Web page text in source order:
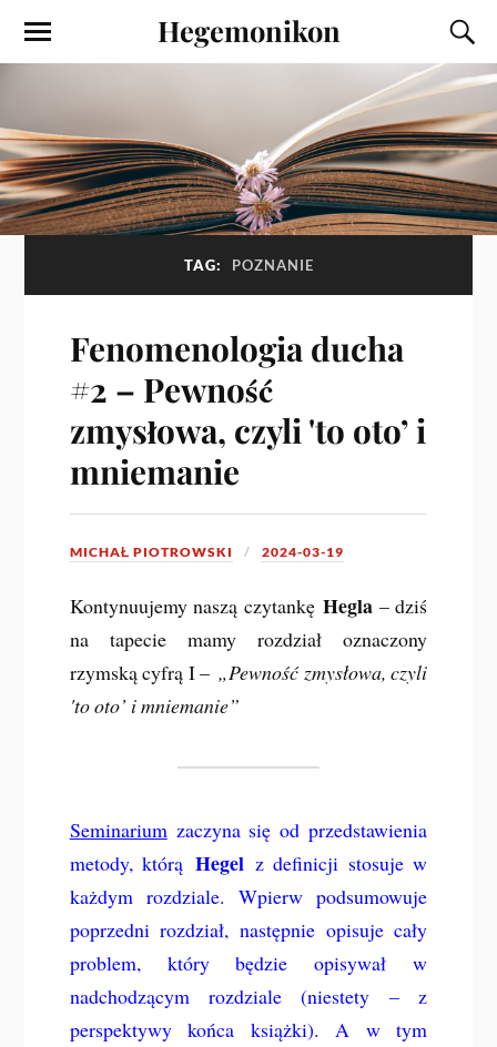
Hegemonikon
TAG: POZNANIE
Fenomenologia ducha
#2 – Pewność
zmysłowa, czyli 'to oto’ i
mniemanie
MICHAŁ PIOTROWSKI 2024-03-19
Kontynuujemy naszą czytankęHegla – dziś
na tapecie mamy rozdział oznaczony
rzymską cyfrą I – „Pewność zmysłowa, czyli
'to oto’ i mniemanie”
Seminariumzaczyna się od przedstawienia
metody, którą Hegelz definicji stosuje w
każdym rozdziale. Wpierw podsumowuje
poprzedni rozdział, następnie opisuje cały
problem, który będzie opisywał w
nadchodzącym rozdziale (niestety – z
perspektywy końca książki). A w tym